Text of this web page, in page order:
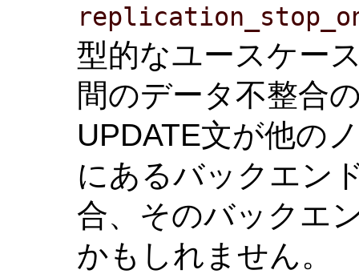
型的なユースケー
間のデータ不整合
UPDATE文が他の
にあるバックエン
合、そのバックエ
かもしれません。